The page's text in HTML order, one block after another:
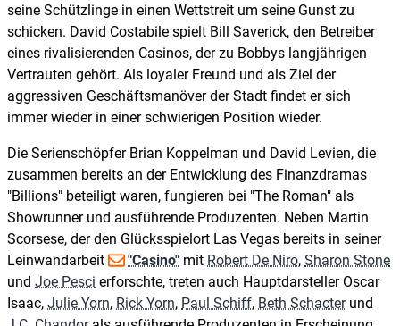
seine Schützlinge in einen Wettstreit um seine Gunst zu
schicken. David Costabile spielt Bill Saverick, den Betreiber
eines rivalisierenden Casinos, der zu Bobbys langjährigen
Vertrauten gehört. Als loyaler Freund und als Ziel der
aggressiven Geschäftsmanöver der Stadt findet er sich
immer wieder in einer schwierigen Position wieder.
Die Serienschöpfer Brian Koppelman und David Levien, die
zusammen bereits an der Entwicklung des Finanzdramas
"Billions" beteiligt waren, fungieren bei "The Roman" als
Showrunner und ausführende Produzenten. Neben Martin
Scorsese, der den Glücksspielort Las Vegas bereits in seiner
Leinwandarbeit
"Casino" mit Robert De Niro, Sharon Stone
und Joe Pesci erforschte, treten auch Hauptdarsteller Oscar
Isaac, Julie Yorn, Rick Yorn, Paul Schiff, Beth Schacterund